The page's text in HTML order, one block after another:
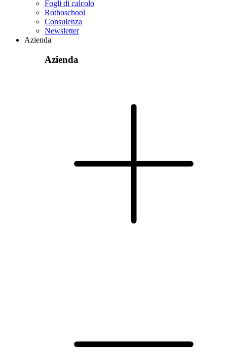
Fogli di calcolo
Rothoschool
Consulenza
Newsletter
Azienda
Azienda